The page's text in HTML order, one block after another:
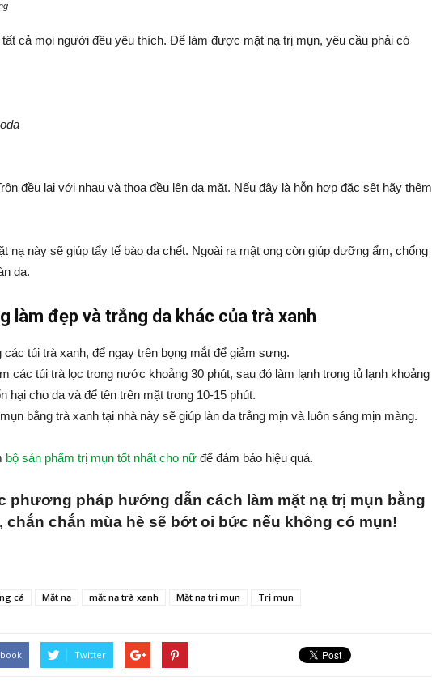
cả mọi người đều yêu thích. Để làm được mặt nạ trị mụn, yêu cầu phải có
đều lại với nhau và thoa đều lên da mặt. Nếu đây là hỗn hợp đặc sệt hãy thêm
nạ này sẽ giúp tẩy tế bào da chết. Ngoài ra mật ong còn giúp dưỡng ẩm, chống
da.
làm đẹp và trắng da khác của trà xanh
các túi trà xanh, để ngay trên bọng mắt để giảm sưng.
các túi trà lọc trong nước khoảng 30 phút, sau đó làm lạnh trong tủ lạnh khoảng
hại cho da và để tên trên mặt trong 10-15 phút.
bằng trà xanh tại nhà này sẽ giúp làn da trắng mịn và luôn sáng mịn màng.
bộ sản phẩm trị mụn tốt nhất cho nữ để đảm bảo hiệu quả.
phương pháp hướng dẫn cách làm mặt nạ trị mụn bằng
chắn chắn mùa hè sẽ bớt oi bức nếu không có mụn!
cá Mặt nạ mặt nạ trà xanh Mặt nạ trị mụn Trị mụn
Twitter